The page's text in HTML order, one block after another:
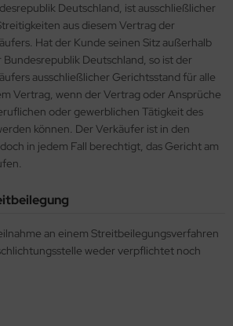
Deutschland, ist ausschließlicher
aus diesem Vertrag der
Hat der Kunde seinen Sitz außerhalb
Deutschland, so ist der
ausschließlicher Gerichtsstand für alle
Vertrag, wenn der Vertrag oder Ansprüche
oder gewerblichen Tätigkeit des
können. Der Verkäufer ist in den
in jedem Fall berechtigt, das Gericht am
an einem Streitbeilegungsverfahren
weder verpflichtet noch